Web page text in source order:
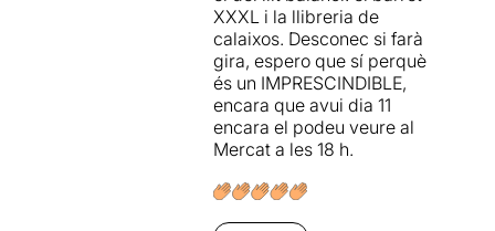
realitat i el desig.
La magnífica composició
musicali els arranjaments
són de Laia Rius que
interpreta també en directe i
ha dirigit l'enregistrament
Josep Traver
XXXL i la llibreria de
calaixos. Desconec si farà
gira, espero que sí perquè
és un IMPRESCINDIBLE,
encara que avui dia 11
encara el podeu veure al
Mercat a les 18 h.